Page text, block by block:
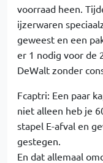
voorraad heen.
ijzerwaren
geweest en een
er 1 nodig voor de
DeWalt zonder
Fcaptri: Een paar
niet alleen heb je
stapel E-afval en
gestegen.
En dat allemaal